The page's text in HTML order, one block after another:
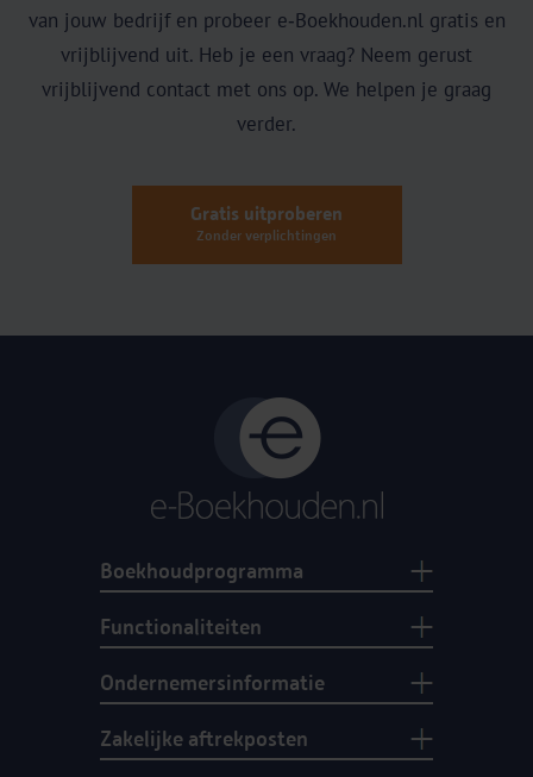
van jouw bedrijf en probeer e‑Boekhouden.nl gratis en
vrijblijvend uit. Heb je een vraag? Neem gerust
vrijblijvend contact met ons op. We helpen je graag
verder.
Gratis uitproberen
Zonder verplichtingen
Boekhoudprogramma
Functionaliteiten
Ondernemersinformatie
Zakelijke aftrekposten